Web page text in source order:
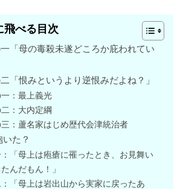
飛べる目次
「母の毒殺未遂どころか庇われてい
「恨みというより逆恨みだよね？」
：最上義光
：大内定綱
：蘆名家はじめ歴代会津統治者
た？
「母上は疱瘡に罹ったとき、お見舞い
んだもん！」
「母上は岩出山から実家に戻ったあ